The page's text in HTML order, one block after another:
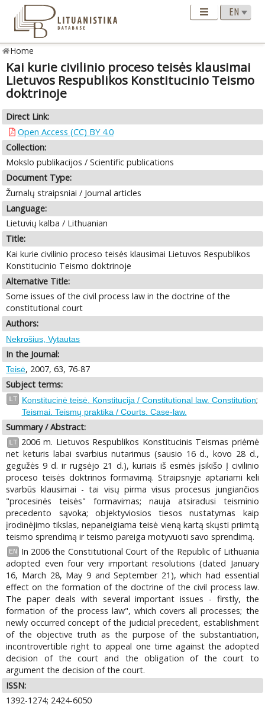
Home
Kai kurie civilinio proceso teisės klausimai
Lietuvos Respublikos Konstitucinio Teismo
doktrinoje
Direct Link:
Open Access (CC) BY 4.0
Collection:
Mokslo publikacijos / Scientific publications
Document Type:
Žurnalų straipsniai / Journal articles
Language:
Lietuvių kalba / Lithuanian
Title:
Kai kurie civilinio proceso teisės klausimai Lietuvos Respublikos
Konstitucinio Teismo doktrinoje
Alternative Title:
Some issues of the civil process law in the doctrine of the
constitutional court
Authors:
Nekrošius, Vytautas
In the Journal:
Teisė, 2007, 63, 76-87
Subject terms:
LT Konstitucinė teisė. Konstitucija / Constitutional law. Constitution;
Teismai. Teismų praktika / Courts. Case-law.
Summary / Abstract:
LT
2006 m. Lietuvos Respublikos Konstitucinis Teismas priėmė
net keturis labai svarbius nutarimus (sausio 16 d., kovo 28 d.,
gegužės 9 d. ir rugsėjo 21 d.), kuriais iš esmės įsikišo Į civilinio
proceso teisės doktrinos formavimą. Straipsnyje aptariami keli
svarbūs klausimai - tai visų pirma visus procesus jungiančios
"procesinės teisės" formavimas; nauja atsiradusi teisminio
precedento sąvoka; objektyviosios tiesos nustatymas kaip
įrodinėjimo tikslas, nepaneigiama teisė vieną kartą skųsti priimtą
teismo sprendimą ir teismo pareiga motyvuoti savo sprendimą.
EN
In 2006 the Constitutional Court of the Republic of Lithuania
adopted even four very important resolutions (dated January
16, March 28, May 9 and September 21), which had essential
effect on the formation of the doctrine of the civil process law.
The paper deals with several important issues - firstly, the
formation of the process law", which covers all processes; the
newly occurred concept of the judicial precedent, establishment
of the objective truth as the purpose of the substantiation,
incontrovertible right to appeal one time against the adopted
decision of the court and the obligation of the court to
argument the decision of the court.
ISSN:
1392-1274; 2424-6050